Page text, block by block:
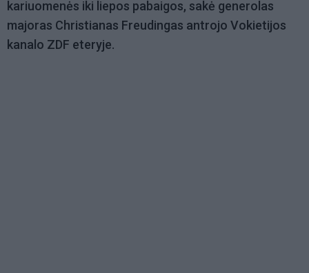
kariuomenės iki liepos pabaigos, sakė generolas
majoras Christianas Freudingas antrojo Vokietijos
kanalo ZDF eteryje.